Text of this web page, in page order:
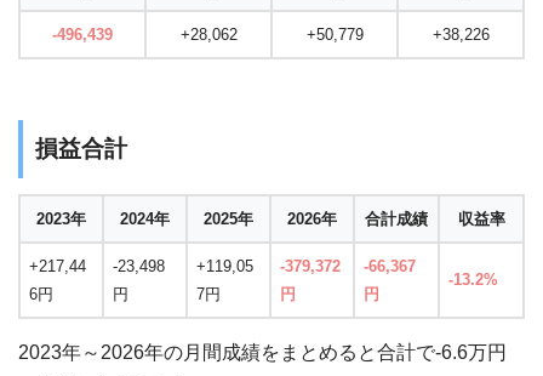
-496,439 +28,062 +50,779 +38,226
損益合計
2023年 2024年 2025年 2026年 合計成績 収益率
+217,44
6円
-23,498
円
+119,05
7円
-379,372
円
-66,367
円
-13.2%
2023年～2026年の月間成績をまとめると合計で-6.6万円